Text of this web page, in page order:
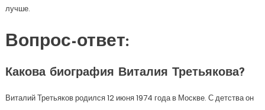
лучше.
Вопрос-ответ:
Какова биография Виталия Третьякова?
Виталий Третьяков родился 12 июня 1974 года в Москве. С детства он